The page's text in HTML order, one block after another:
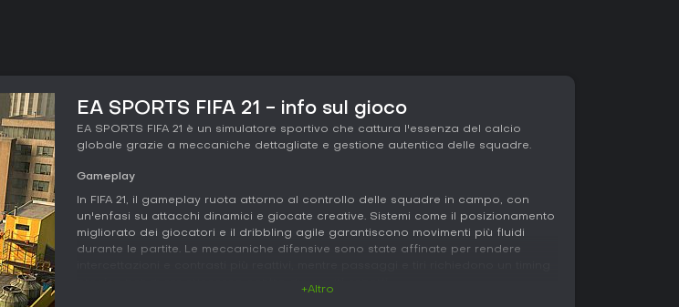
EA SPORTS FIFA 21 - info sul gioco
EA SPORTS FIFA 21 è un simulatore sportivo che cattura l'essenza del calcio
globale grazie a meccaniche dettagliate e gestione autentica delle squadre.
Gameplay
In FIFA 21, il gameplay ruota attorno al controllo delle squadre in campo, con
un'enfasi su attacchi dinamici e giocate creative. Sistemi come il posizionamento
migliorato dei giocatori e il dribbling agile garantiscono movimenti più fluidi
durante le partite. Le meccaniche difensive sono state affinate per rendere
+Altro